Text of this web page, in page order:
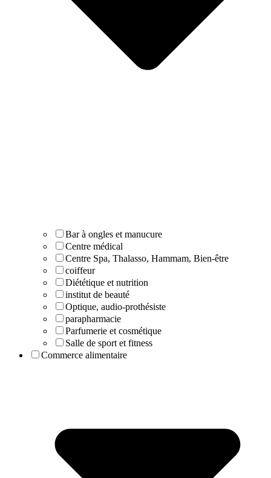
Bar à ongles et manucure
Centre médical
Centre Spa, Thalasso, Hammam, Bien-être
coiffeur
Diététique et nutrition
institut de beauté
Optique, audio-prothésiste
parapharmacie
Parfumerie et cosmétique
Salle de sport et fitness
Commerce alimentaire